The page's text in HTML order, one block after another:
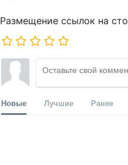
Размещение ссылок на
Новые Лучшие Ранее